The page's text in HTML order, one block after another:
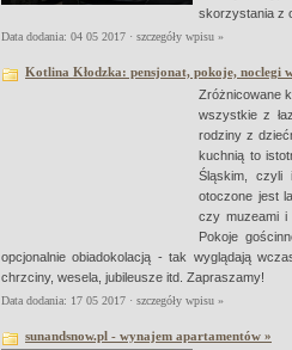
skorzystania z
Data dodania: 04 05 2017 · szczegóły wpisu »
Kotlina Kłodzka: pensjonat, pokoje, noclegi
Zróżnicowane
wszystkie z
rodziny z
kuchnią to
Śląskim, czyli
otoczone jest
czy muzeami i
Pokoje
opcjonalnie obiadokolacją - tak wyglądają
chrzciny, wesela, jubileusze itd. Zapraszamy!
Data dodania: 17 05 2017 · szczegóły wpisu »
sunandsnow.pl - wynajem apartamentów »